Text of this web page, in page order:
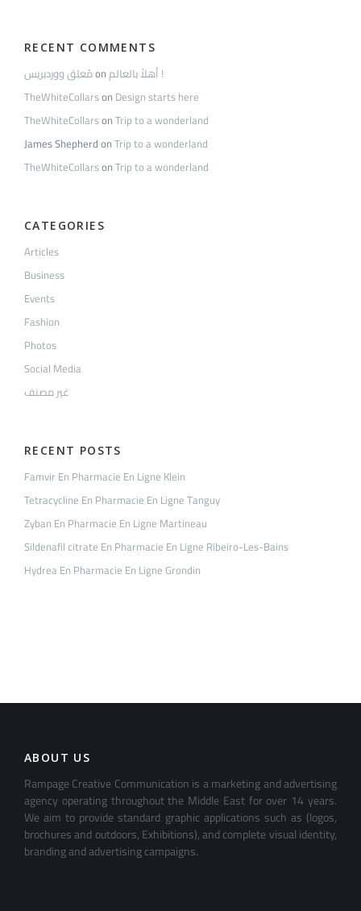
RECENT COMMENTS
مُعلِق ووردبريسon
أهلاً بالعالم !
TheWhiteCollarson Design starts here
TheWhiteCollarsonTrip to a wonderland
James ShepherdonTrip to a wonderland
TheWhiteCollarsonTrip to a wonderland
CATEGORIES
Articles
Business
Events
Fashion
Photos
Social Media
غير مصنف
RECENT POSTS
Famvir En Pharmacie En Ligne Klein
Tetracycline En Pharmacie En Ligne Tanguy
Zyban En Pharmacie En Ligne Martineau
Sildenafil citrate En Pharmacie En Ligne Ribeiro-Les-Bains
Hydrea En Pharmacie En Ligne Grondin
ABOUT US
Rampage Creative Communication is a marketing and advertising
agency operating throughout the Middle East for over 14 years.
We aim to provide standard graphic applications such as (logos,
brochures and outdoors, Exhibitions), and complete visual identity,
branding and advertising campaigns.